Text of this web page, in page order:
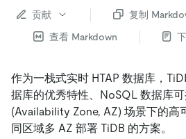
贡献
复制
查看 Markdown
作为一栈式实时 HTAP 数据库，
据库的优秀特性、NoSQL 数据库
(Availability Zone, AZ) 场景下的高
同区域多 AZ 部署 TiDB 的方案。